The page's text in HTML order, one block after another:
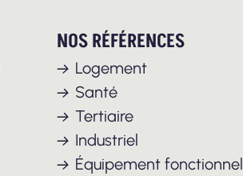
NOS RÉFÉRENCES
Logement
Santé
Tertiaire
Industriel
Équipement fonctionnel